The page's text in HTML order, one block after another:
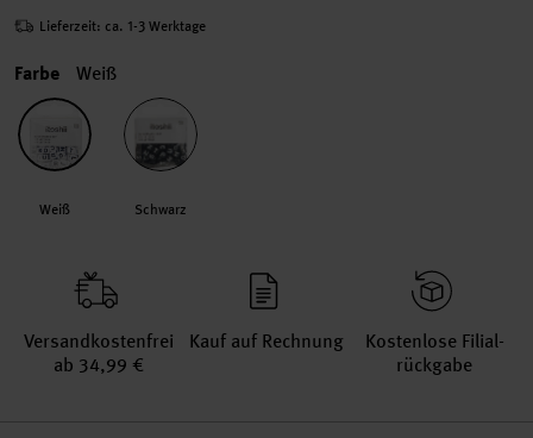
Lieferzeit: ca. 1-3 Werktage
Farbe Weiß
Weiß Schwarz
Versand­kosten­frei
ab 34,99 €
Kauf auf Rechnung
Kosten­lose Filial­
rückgabe